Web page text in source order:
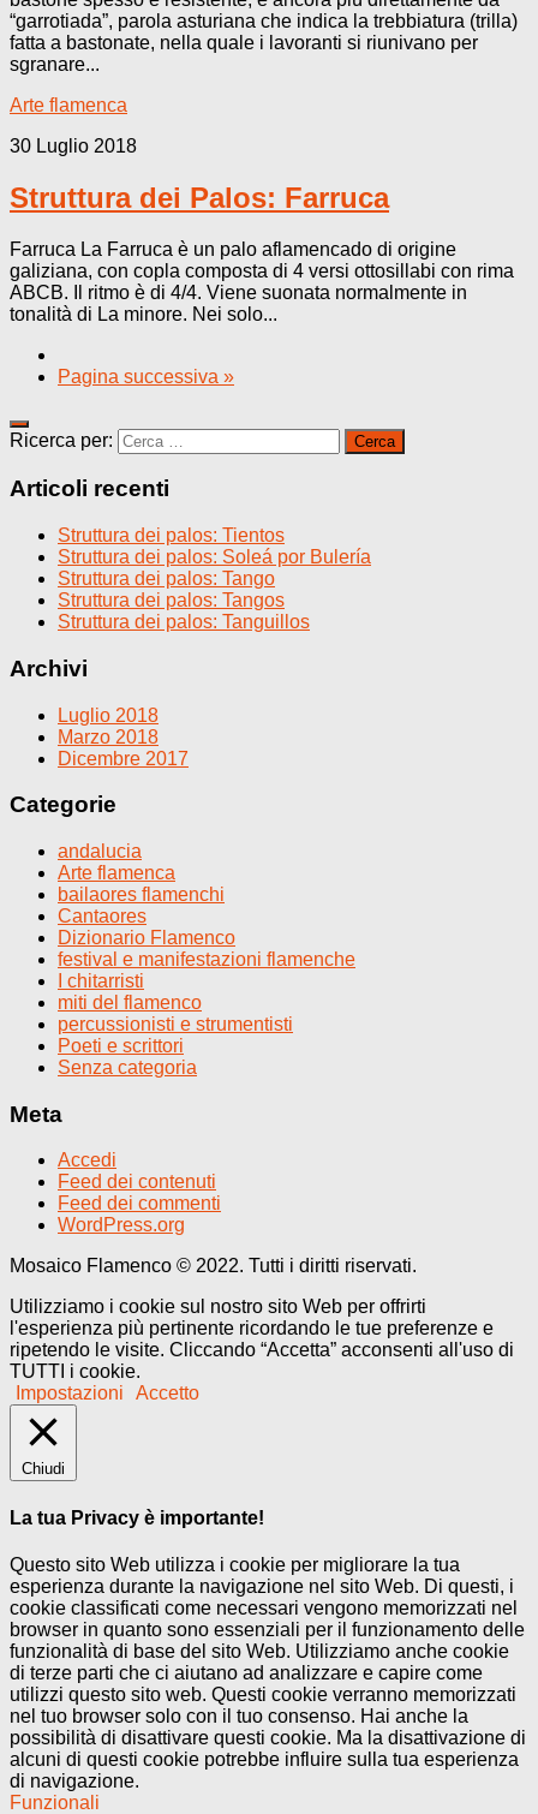
“garrotiada”, parola asturiana che indica la trebbiatura (trilla)
fatta a bastonate, nella quale i lavoranti si riunivano per
sgranare...
Arte flamenca
30 Luglio 2018
Struttura dei Palos: Farruca
Farruca La Farruca è un palo aflamencado di origine
galiziana, con copla composta di 4 versi ottosillabi con rima
ABCB. Il ritmo è di 4/4. Viene suonata normalmente in
tonalità di La minore. Nei solo...
Pagina successiva »
Ricerca per:
Articoli recenti
Struttura dei palos: Tientos
Struttura dei palos: Soleá por Bulería
Struttura dei palos: Tango
Struttura dei palos: Tangos
Struttura dei palos: Tanguillos
Archivi
Luglio 2018
Marzo 2018
Dicembre 2017
Categorie
andalucia
Arte flamenca
bailaores flamenchi
Cantaores
Dizionario Flamenco
festival e manifestazioni flamenche
I chitarristi
miti del flamenco
percussionisti e strumentisti
Poeti e scrittori
Senza categoria
Meta
Accedi
Feed dei contenuti
Feed dei commenti
WordPress.org
Mosaico Flamenco © 2022. Tutti i diritti riservati.
Utilizziamo i cookie sul nostro sito Web per offrirti
l'esperienza più pertinente ricordando le tue preferenze e
ripetendo le visite. Cliccando “Accetta” acconsenti all'uso di
TUTTI i cookie.
Impostazioni
Accetto
Chiudi
La tua Privacy è importante!
Questo sito Web utilizza i cookie per migliorare la tua
esperienza durante la navigazione nel sito Web. Di questi, i
cookie classificati come necessari vengono memorizzati nel
browser in quanto sono essenziali per il funzionamento delle
funzionalità di base del sito Web. Utilizziamo anche cookie
di terze parti che ci aiutano ad analizzare e capire come
utilizzi questo sito web. Questi cookie verranno memorizzati
nel tuo browser solo con il tuo consenso. Hai anche la
possibilità di disattivare questi cookie. Ma la disattivazione di
alcuni di questi cookie potrebbe influire sulla tua esperienza
di navigazione.
Funzionali